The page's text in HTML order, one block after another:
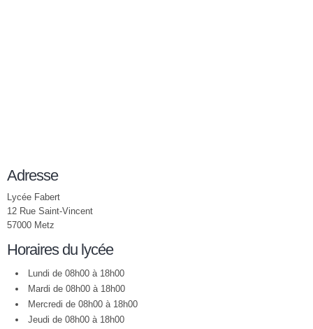
Adresse
Lycée Fabert
12 Rue Saint-Vincent
57000 Metz
Horaires du lycée
Lundi de 08h00 à 18h00
Mardi de 08h00 à 18h00
Mercredi de 08h00 à 18h00
Jeudi de 08h00 à 18h00